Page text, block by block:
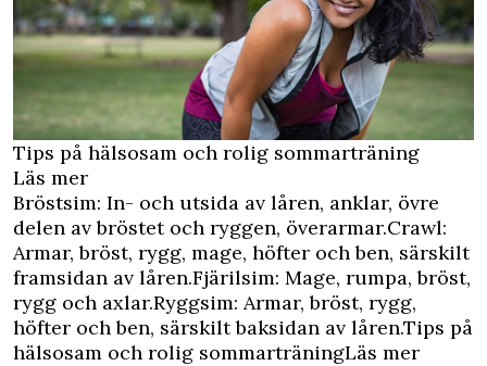
Tips på hälsosam och rolig sommarträning
Läs mer
Bröstsim: In- och utsida av låren, anklar, övre
delen av bröstet och ryggen, överarmar.Crawl:
Armar, bröst, rygg, mage, höfter och ben, särskilt
framsidan av låren.Fjärilsim: Mage, rumpa, bröst,
rygg och axlar.Ryggsim: Armar, bröst, rygg,
höfter och ben, särskilt baksidan av låren.Tips på
hälsosam och rolig sommarträningLäs mer